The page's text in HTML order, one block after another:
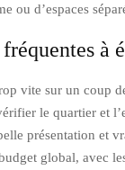
ou d’espaces
à
vite sur un coup
le quartier et
présentation et
global, avec